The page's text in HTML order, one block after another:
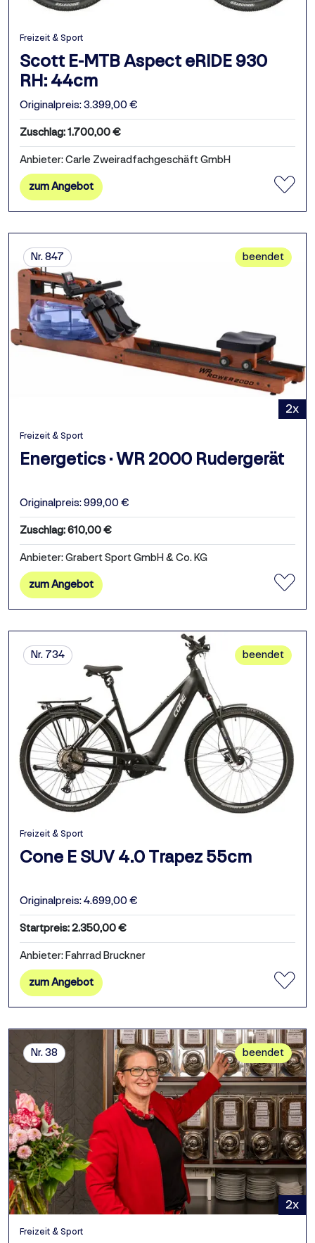
Freizeit & Sport
Scott E-MTB Aspect eRIDE 930
RH: 44cm
Originalpreis: 3.399,00 €
Zuschlag: 1.700,00 €
Anbieter: Carle Zweiradfachgeschäft GmbH
zum Angebot
Nr. 847
2x
beendet
Freizeit & Sport
Energetics · WR 2000 Rudergerät
Originalpreis: 999,00 €
Zuschlag: 610,00 €
Anbieter: Grabert Sport GmbH & Co. KG
zum Angebot
Nr. 734 beendet
Freizeit & Sport
Cone E SUV 4.0 Trapez 55cm
Originalpreis: 4.699,00 €
Startpreis: 2.350,00 €
Anbieter: Fahrrad Bruckner
zum Angebot
Nr. 38
2x
beendet
Freizeit & Sport